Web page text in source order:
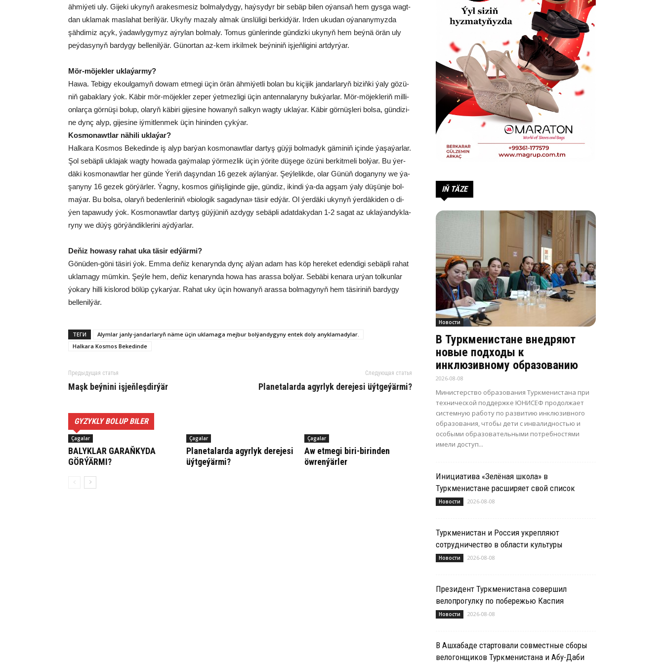
äh­mi­ýe­ti uly. Gi­je­ki uky­nyň ara­kes­me­siz bol­ma­ly­dy­gy, haý­sy­dyr bir se­bäp bi­le­n oýa­nsaň hem gys­ga wagt­
dan uk­la­mak mas­la­hat be­ril­ýär. Uky­ňy ma­za­ly al­mak üns­lü­li­gi ber­kid­ýär. Ir­den uku­dan oýa­na­ny­myz­da
şäh­di­miz açyk, ýa­daw­ly­gy­myz aý­ry­lan bol­ma­ly. To­mus gün­le­rin­de gün­diz­ki uky­nyň hem beý­nä örän uly
peý­da­sy­nyň bar­dy­gy bel­le­nil­ýär. Gü­nor­tan az-kem ir­kil­mek beý­ni­niň iş­jeň­li­gi­ni art­dyr­ýar.
Mör-mö­jek­ler uk­la­ýar­my?
Ha­wa. Te­bi­gy ekoul­ga­myň do­wam et­me­gi üçin örän äh­mi­ýet­li bo­lan bu ki­çi­jik jan­dar­la­ryň bi­ziň­ki ýa­ly gö­zü­
niň ga­bak­la­ry ýok. Kä­bir mör-mö­jek­ler ze­per ýet­mez­li­gi üçin an­ten­na­la­ry­ny buk­ýar­lar. Mör-mö­jek­le­riň mil­li­
on­lar­ça gör­nü­şi bo­lup, ola­ryň kä­bi­ri gi­je­si­ne ho­wa­nyň sal­kyn wag­ty uk­la­ýar. Kä­bir gör­nüş­le­ri bol­sa, gün­di­zi­
ne dynç alyp, gi­je­si­ne iý­mit­len­mek üçin hi­nin­den çyk­ýar.
Kos­mo­nawt­lar nä­hi­li uk­la­ýar?
Hal­ka­ra Kos­mos Be­ke­din­de iş alyp bar­ýan kos­mo­nawt­lar dar­tyş güý­ji bol­ma­dyk gä­mi­niň için­de ýa­şa­ýar­lar.
Şol se­bäp­li uk­la­jak wag­ty ho­wa­da gaý­ma­lap ýör­mez­lik üçin ýö­ri­te dü­şe­ge özü­ni ber­kit­me­li bol­ýar. Bu ýer­
dä­ki kos­mo­nawt­lar her gün­de Ýe­riň da­şyn­dan 16 ge­zek aý­lan­ýar. Şeý­le­lik­de, olar Gü­nüň do­ga­ny­ny we ýa­
şa­ny­ny 16 ge­zek gör­ýär­ler. Ýag­ny, kos­mos gi­ňiş­li­gin­de gi­je, gün­diz, ikin­di ýa-da ag­şam ýa­ly dü­şün­je bol­
ma­ýar. Bu bol­sa, ola­ryň be­den­le­ri­niň «bio­lo­gik sa­ga­dy­na» tä­sir ed­ýär. Ol ýer­dä­ki uky­nyň ýer­dä­ki­den o di­
ýen ta­pa­wu­dy ýok. Kos­mo­nawt­la­r dar­tyş güý­jü­niň az­dy­gy se­bäp­li adat­da­ky­dan 1-2 sa­gat az uk­la­ýan­dyk­la­
ry­ny we düýş gör­ýän­dik­le­ri­ni aýd­ýar­lar.
De­ňiz ho­wa­sy ra­hat uka tä­sir ed­ýär­mi?
Gö­nü­den-gö­ni tä­si­ri ýok. Em­ma de­ňiz ke­na­ryn­da dynç al­ýan adam has köp he­re­ket eden­di­gi se­bäp­li ra­hat
uk­la­ma­gy müm­kin. Şeý­le hem, de­ňiz ke­na­ryn­da ho­wa has aras­sa bol­ýar. Se­bä­bi ke­na­ra ur­ýan tol­kun­lar
ýo­ka­ry hil­li kis­lo­rod bö­lüp çy­kar­ýar. Ra­hat uky üçin ho­wa­nyň aras­sa bol­ma­gy­nyň hem tä­si­riniň bar­dy­gy
bel­le­nil­ýär.
ТЕГИ
Alym­lar jan­ly-jan­dar­la­ryň nä­me üçin uk­la­ma­ga mej­bur bol­ýan­dy­gy­ny en­tek do­ly anyk­la­ma­dy­lar.
Hal­ka­ra Kos­mos Be­ke­din­de
Предыдущая статья
Maşk beý­ni­ni iş­jeň­leş­dir­ýär
Следующая статья
Pla­ne­ta­lar­da agyr­lyk derejesi üýt­ge­ýär­mi?
GYZYKLY BOLUP BILER
Çagalar
BA­LYK­LAR GA­RAŇ­KY­DA
GÖR­ÝÄR­MI?
Çagalar
Pla­ne­ta­lar­da agyr­lyk derejesi
üýt­ge­ýär­mi?
Çagalar
Aw etmegi biri-birinden
öwrenýärler
IŇ TÄZE
Новости
В Туркменистане внедряют
новые подходы к
инклюзивному образованию
2026-08-08
Министерство образования Туркменистана при
технической поддержке ЮНИСЕФ продолжает
системную работу по развитию инклюзивного
образования, чтобы дети с инвалидностью и
особыми образовательными потребностями
имели доступ...
Инициатива «Зелёная школа» в
Туркменистане расширяет свой список
Новости 2026-08-08
Туркменистан и Россия укрепляют
сотрудничество в области культуры
Новости 2026-08-08
Президент Туркменистана совершил
велопрогулку по побережью Каспия
Новости 2026-08-08
В Ашхабаде стартовали совместные сборы
велогонщиков Туркменистана и Абу-Даби